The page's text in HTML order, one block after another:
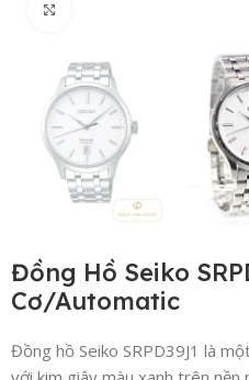
Đồng Hồ Seiko
Cơ/Automatic
Đồng hồ Seiko SRPD39J1 là